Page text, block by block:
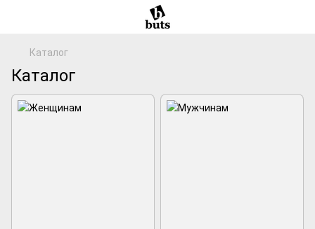
Каталог
Каталог